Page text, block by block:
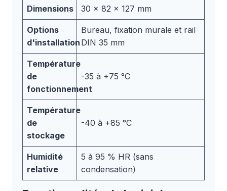
Dimensions 30 x 82 x 127 mm
Options
d'installation
Bureau, fixation murale et rail
DIN 35 mm
Température
de
fonctionnement
-35 à +75 °C
Température
de
stockage
-40 à +85 °C
Humidité
relative
5 à 95 % HR (sans
condensation)